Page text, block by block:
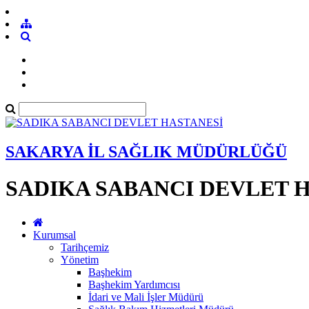
SAKARYA İL SAĞLIK MÜDÜRLÜĞÜ
SADIKA SABANCI DEVLET
Kurumsal
Tarihçemiz
Yönetim
Başhekim
Başhekim Yardımcısı
İdari ve Mali İşler Müdürü